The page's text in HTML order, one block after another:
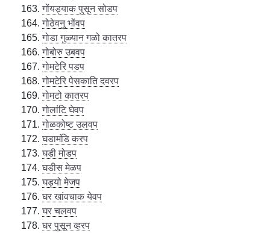
गोंयड्याक पुसून सोडप
गोठेवनु भोंवप
गोडा गुळ्यान गळो कातरप
गोबोरु उबवप
गोमटेरि पडप
गोमटेरि पेसकाति दवरप
गोमटो कातरप
गोलांटि घेवप
गोळकोष्ट उलवप
घडामंडि करप
घडी मोडप
घडीस मेळप
घड्यो मेजप
घर खांवचाक येवप
घर चलवप
घर पुसून व्हरप